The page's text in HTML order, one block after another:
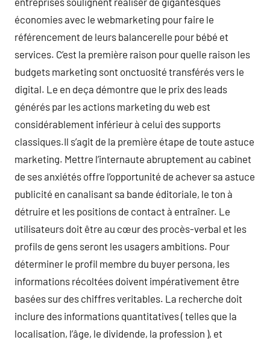
économies avec le webmarketing pour faire le
référencement de leurs balancerelle pour bébé et
services. C’est la première raison pour quelle raison les
budgets marketing sont onctuosité transférés vers le
digital. Le en deça démontre que le prix des leads
générés par les actions marketing du web est
considérablement inférieur à celui des supports
classiques.Il s’agit de la première étape de toute astuce
marketing. Mettre l’internaute abruptement au cabinet
de ses anxiétés offre l’opportunité de achever sa astuce
publicité en canalisant sa bande éditoriale, le ton à
détruire et les positions de contact à entraîner. Le
utilisateurs doit être au cœur des procès-verbal et les
profils de gens seront les usagers ambitions. Pour
déterminer le profil membre du buyer persona, les
informations récoltées doivent impérativement être
basées sur des chiffres veritables. La recherche doit
inclure des informations quantitatives ( telles que la
localisation, l’âge, le dividende, la profession ), et